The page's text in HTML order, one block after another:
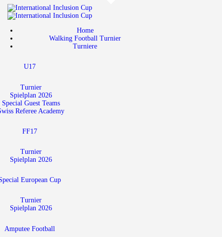
Home
Walking Football Turnier
Turniere
U17
Turnier
Spielplan 2026
Special Guest Teams
Referee Academy
FF17
Turnier
Spielplan 2026
European Cup
Turnier
Spielplan 2026
Amputee Football
Home
Walking Football Turnier
Unterstützer
Über uns
Archiv